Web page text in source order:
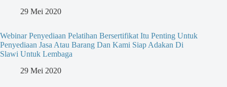
29 Mei 2020
Webinar Penyediaan Pelatihan Bersertifikat Itu Penting Untuk
Penyediaan Jasa Atau Barang Dan Kami Siap Adakan Di
Slawi Untuk Lembaga
29 Mei 2020